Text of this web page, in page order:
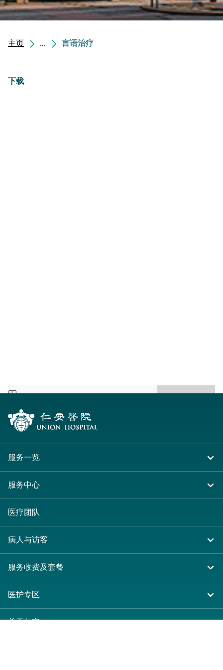
主页 ... 言语治疗
下载
服务一览
住院
急症及门诊
专科服务
其他医疗服务
服务中心
大围仁安医院
尖沙咀 H Zentre
尖沙咀美丽华广场
分科诊所
医疗团队
病人与访客
入院准备
病人权益
健康资讯
服务收费及套餐
收费及套餐
医疗券计划
医护专区
表格下载
关于仁安